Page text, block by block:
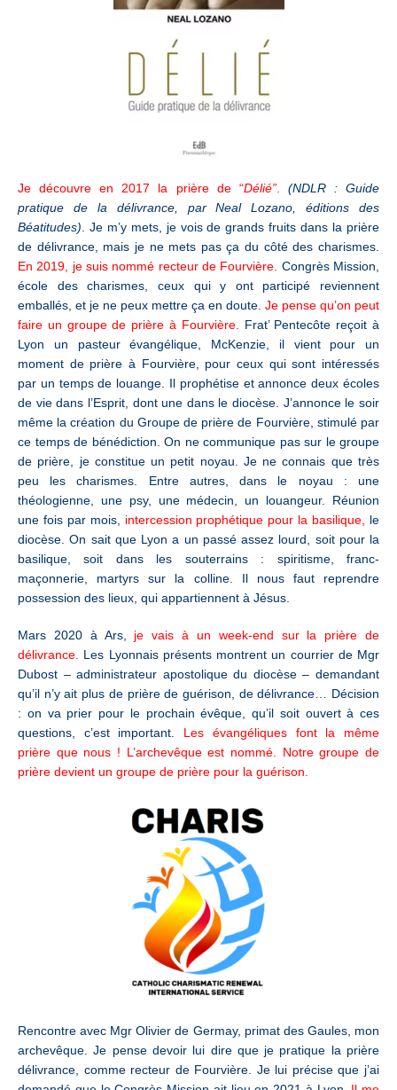
Je découvre en 2017 la prière de “Délié”.
(NDLR : Guide
pratique de la délivrance, par Neal Lozano, éditions des
Béatitudes) . Je m’y mets, je vois de grands fruits dans la prière
de délivrance, mais je ne mets pas ça du côté des charismes.
En 2019, je suis nommé recteur de Fourvière. Congrès Mission,
école des charismes, ceux qui y ont participé reviennent
emballés, et je ne peux mettre ça en doute. Je pense qu’on peut
faire un groupe de prière à Fourvière.
Frat’ Pentecôte reçoit à
Lyon un pasteur évangélique, McKenzie, il vient pour un
moment de prière à Fourvière, pour ceux qui sont intéressés
par un temps de louange. Il prophétise et annonce deux écoles
de vie dans l’Esprit, dont une dans le diocèse. J’annonce le soir
même la création du Groupe de prière de Fourvière, stimulé par
ce temps de bénédiction. On ne communique pas sur le groupe
de prière, je constitue un petit noyau. Je ne connais que très
peu les charismes. Entre autres, dans le noyau : une
théologienne, une psy, une médecin, un louangeur. Réunion
une fois par mois, intercession prophétique pour la basilique,
le
diocèse. On sait que Lyon a un passé assez lourd, soit pour la
basilique, soit dans les souterrains : spiritisme, franc-
maçonnerie, martyrs sur la colline. Il nous faut reprendre
possession des lieux, qui appartiennent à Jésus.
Mars 2020 à Ars,
je vais à un week-end sur la prière de
délivrance.
Les Lyonnais présents montrent un courrier de Mgr
Dubost – administrateur apostolique du diocèse – demandant
qu’il n’y ait plus de prière de guérison, de délivrance… Décision
: on va prier pour le prochain évêque, qu’il soit ouvert à ces
questions, c’est important. Les évangéliques font la même
prière que nous ! L’archevêque est nommé. Notre groupe de
prière devient un groupe de prière pour la guérison.
Rencontre avec Mgr Olivier de Germay, primat des Gaules, mon
archevêque. Je pense devoir lui dire que je pratique la prière
délivrance, comme recteur de Fourvière. Je lui précise que j’ai